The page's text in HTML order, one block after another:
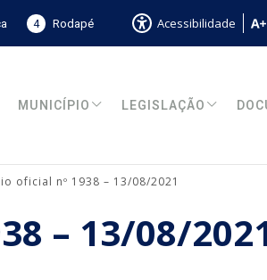
4 Rodapé Acessibilidade
MUNICÍPIO LEGISLAÇÃO
oficial nº 1938 – 13/08/2021
– 13/08/